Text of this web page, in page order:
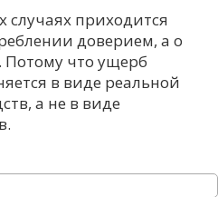
случаях приходится
доверием, а о
Потому что ущерб
в виде реальной
а не в виде